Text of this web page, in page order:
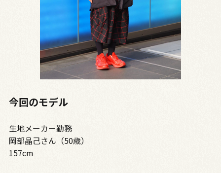
今回のモデル
生地メーカー勤務
岡部晶己さん（50歳）
157cm